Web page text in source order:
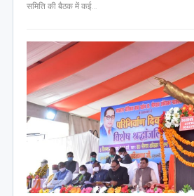
समिति की बैठक में कई…